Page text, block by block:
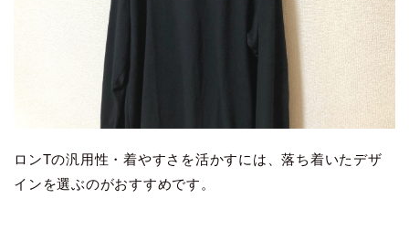
ロンTの汎用性・着やすさを活かすには、落ち着いたデザ
インを選ぶのがおすすめです。